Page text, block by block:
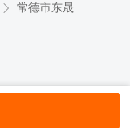
常德市东晟